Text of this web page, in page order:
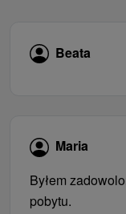
Beata
Maria
Byłem
pobytu.